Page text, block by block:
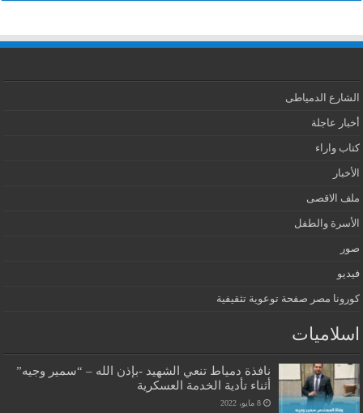
الشارع الدمياطى
أخبار عاجلة
كتاب واراء
الأخبار
ملف الاقصى
الأسرة والطفل
صور
فيديو
كورونا مصر صفحة توعوية تثقيفية
اسلاميات
نافذة دمياط تنعي الشهيد -بإذن الله – “سمير وجيه”
أثناء تأدية الخدمة العسكرية
8 مايو، 2022